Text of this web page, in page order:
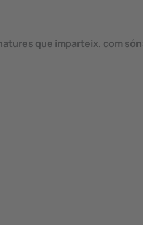
que imparteix, com